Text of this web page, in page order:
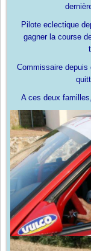
Pilote eclectique
gagner la course
Commissaire
A ces deux